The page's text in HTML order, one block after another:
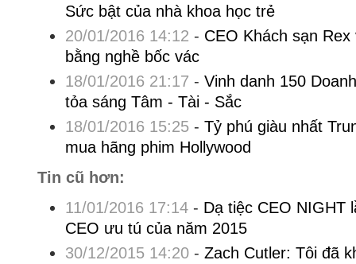
Sức bật của nhà khoa học trẻ
20/01/2016 14:12 - CEO Khách sạn
bằng nghề bốc vác
18/01/2016 21:17 - Vinh danh 150
tỏa sáng Tâm - Tài - Sắc
18/01/2016 15:25- Tỷ phú giàu nhất
mua hãng phim Hollywood
Tin cũ hơn:
11/01/2016 17:14- Dạ tiệc CEO NIGHT
CEO ưu tú của năm 2015
30/12/2015 14:20- Zach Cutler: Tôi đã